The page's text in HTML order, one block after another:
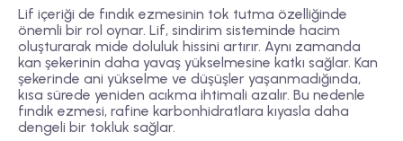
Lif içeriği de fındık ezmesinin tok tutma özelliğinde
önemli bir rol oynar. Lif, sindirim sisteminde hacim
oluşturarak mide doluluk hissini artırır. Aynı zamanda
kan şekerinin daha yavaş yükselmesine katkı sağlar. Kan
şekerinde ani yükselme ve düşüşler yaşanmadığında,
kısa sürede yeniden acıkma ihtimali azalır. Bu nedenle
fındık ezmesi, rafine karbonhidratlara kıyasla daha
dengeli bir tokluk sağlar.